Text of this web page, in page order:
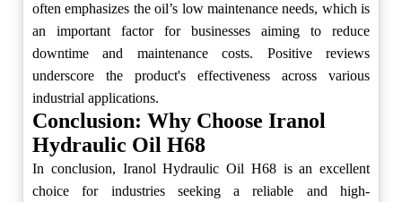
often emphasizes the oil’s low maintenance needs, which is
an important factor for businesses aiming to reduce
downtime and maintenance costs. Positive reviews
underscore the product's effectiveness across various
industrial applications.
Conclusion: Why Choose Iranol
Hydraulic Oil H68
In conclusion, Iranol Hydraulic Oil H68 is an excellent
choice for industries seeking a reliable and high-